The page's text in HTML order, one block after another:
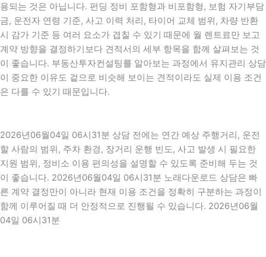
용되는 것은 아닙니다. 펀딩 정비 포함형과 비포함형, 보험 자기부담
금, 운전자 연령 기준, 사고 이력 처리, 타이어 교체 범위, 차량 반환
시 감가 기준 등 여러 요소가 겹칠 수 있기 때문에 월 렌트료만 보고
계약 방향을 결정하기보다 견적서의 세부 항목을 함께 살펴보는 것
이 좋습니다. 부동산투자컨설팅를 알아보는 과정에서 유지관리 상담
이 중요한 이유도 겉으로 비슷해 보이는 견적이라도 실제 이용 조건
은 다를 수 있기 때문입니다.
2026년06월04일 06시31분 상담 전에는 연간 예상 주행거리, 운전
할 사람의 범위, 주차 환경, 장거리 운행 빈도, 사고 발생 시 필요한
지원 범위, 정비소 이용 편의성을 설명할 수 있도록 준비해 두는 것
이 좋습니다. 2026년06월04일 06시31분 노래다운로드 상담은 빠
른 계약 결정만이 아니라 현재 이용 조건을 정확히 구분하는 과정이
함께 이루어질 때 더 안정적으로 진행될 수 있습니다. 2026년06월
04일 06시31분